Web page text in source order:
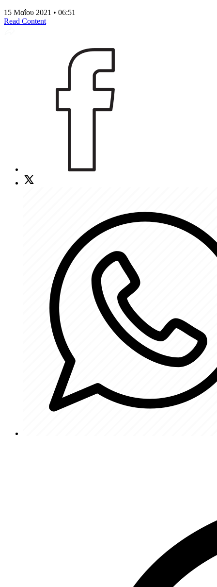
15 Μαΐου 2021 • 06:51
Read Content